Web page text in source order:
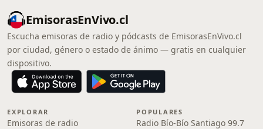
EmisorasEnVivo.cl
Escucha emisoras de radio y pódcasts de EmisorasEnVivo.cl
por ciudad, género o estado de ánimo — gratis en cualquier
dispositivo.
EXPLORAR
Emisoras de radio
POPULARES
Radio Bío-Bío Santiago 99.7